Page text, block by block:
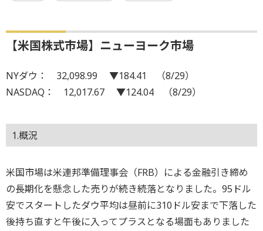
【米国株式市場】ニューヨーク市場
NYダウ： 32,098.99 ▼184.41 （8/29）
NASDAQ： 12,017.67 ▼124.04 （8/29）
1.概況
米国市場は米連邦準備理事会（FRB）による金融引き締め
の長期化を懸念した売りが続き続落となりました。95ドル
安でスタートしたダウ平均は昼前に310ドル安まで下落した
後持ち直すと午後に入ってプラスとなる場面もありました